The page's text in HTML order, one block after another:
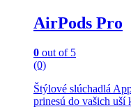
AirPods Pro
0 out of 5
(0)
Štýlové slúchadlá
prinesú do vašich